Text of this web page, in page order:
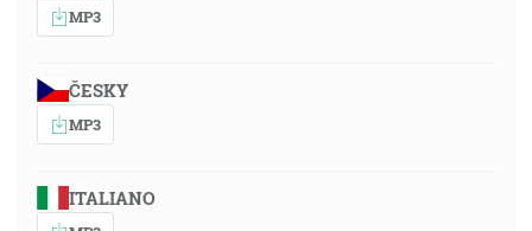
MP3
ČESKY
MP3
ITALIANO